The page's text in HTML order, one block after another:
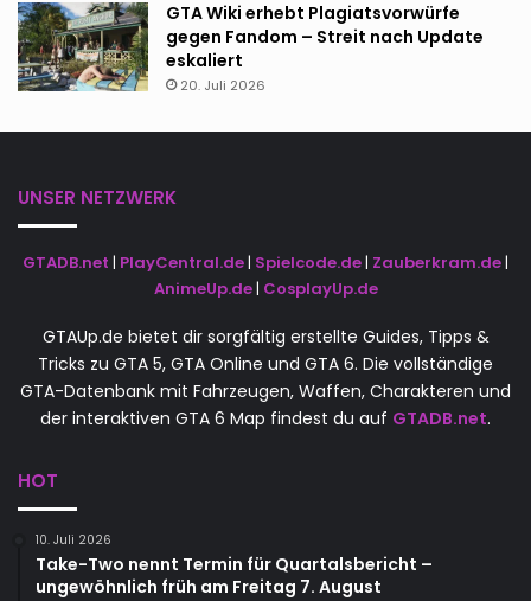
GTA Wiki erhebt Plagiatsvorwürfe
gegen Fandom – Streit nach Update
eskaliert
20. Juli 2026
UNSER NETZWERK
GTADB.net | PlayCentral.de | Spielcode.de | Zauberkram.de |
AnimeUp.de| CosplayUp.de
GTAUp.de bietet dir sorgfältig erstellte Guides, Tipps &
Tricks zu GTA 5, GTA Online und GTA 6. Die vollständige
GTA-Datenbank mit Fahrzeugen, Waffen, Charakteren und
der interaktiven GTA 6 Map findest du auf GTADB.net.
HOT
10. Juli 2026
Take-Two nennt Termin für Quartalsbericht –
ungewöhnlich früh am Freitag 7. August